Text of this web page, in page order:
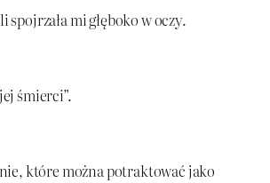
mi głęboko w oczy.
śmierci”.
które można potraktować jako